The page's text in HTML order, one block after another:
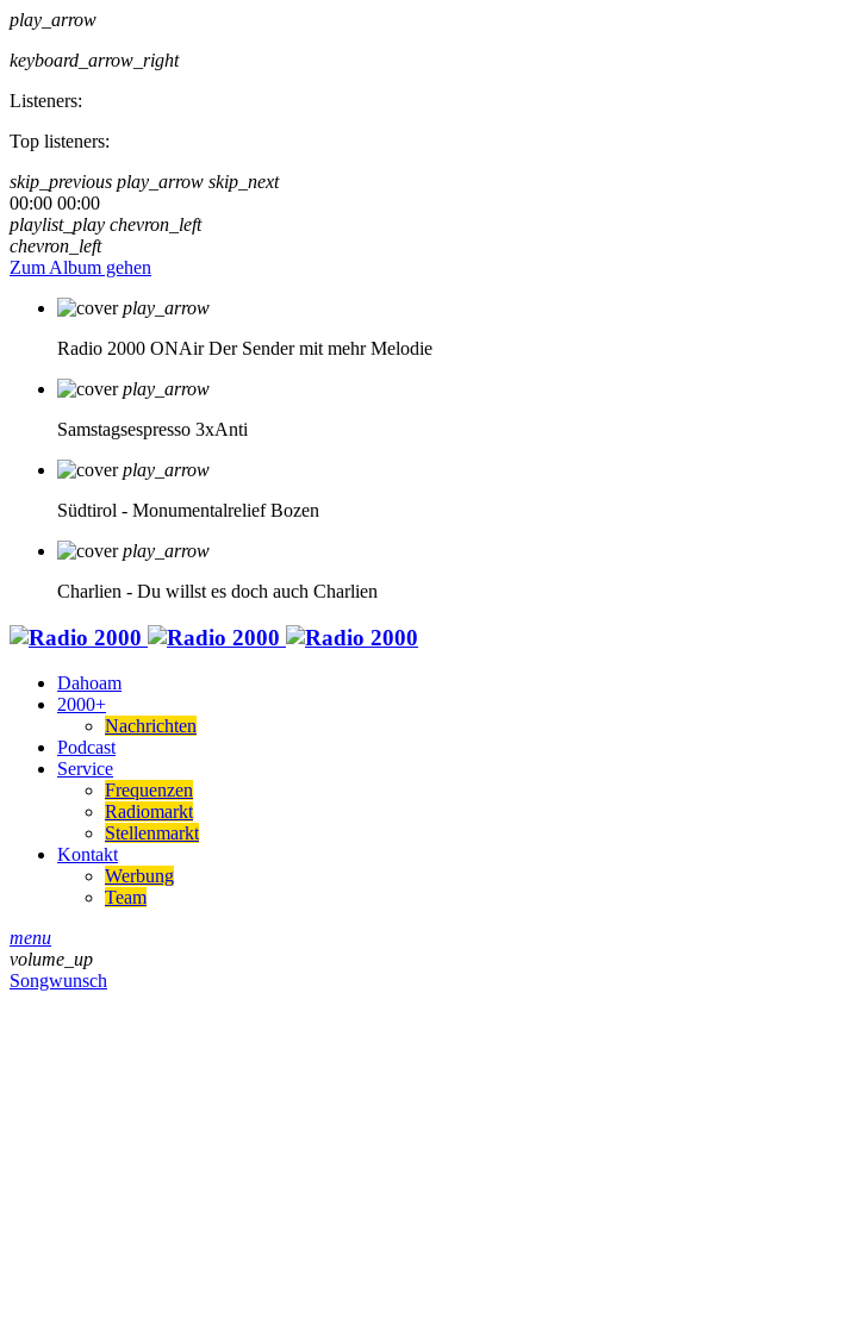
play_arrow
keyboard_arrow_right
Listeners:
Top listeners:
skip_previous play_arrow skip_next
00:00 00:00
playlist_play chevron_left
chevron_left
Zum Album gehen
play_arrow
Radio 2000 ONAir Der Sender mit mehr Melodie
play_arrow
Samstagsespresso 3xAnti
play_arrow
Südtirol - Monumentalrelief Bozen
play_arrow
Charlien - Du willst es doch auch Charlien
Dahoam
2000+
Nachrichten
Podcast
Service
Frequenzen
Radiomarkt
Stellenmarkt
Kontakt
Werbung
Team
menu
volume_up
Songwunsch